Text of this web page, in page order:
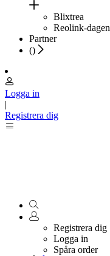
Blixtrea
Reolink-dagen
Partner
()
Logga in
|
Registrera dig
Registrera dig
Logga in
Spåra order